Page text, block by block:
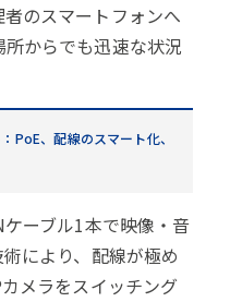
のスマートフォンへ
からでも迅速な状況
PoE、配線のスマート化、
ーブル1本で映像・音
により、配線が極め
メラをスイッチング